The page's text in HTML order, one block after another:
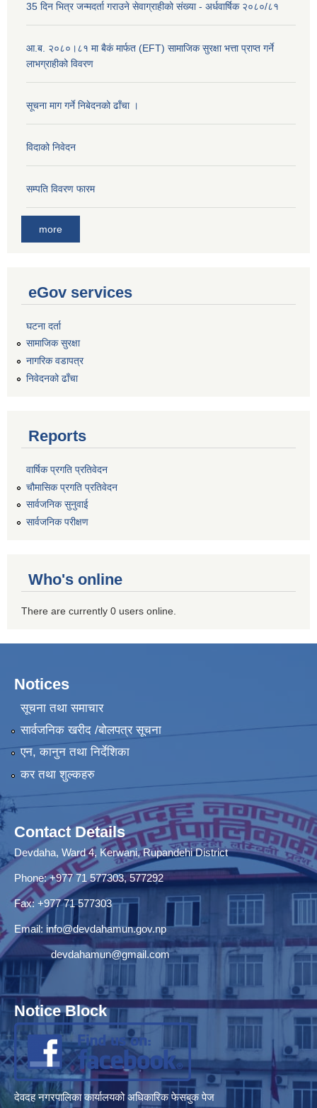
35 दिन भित्र जन्मदर्ता गराउने सेवाग्राहीको संख्या - अर्धवार्षिक २०८०/८१
आ.ब. २०८०।८१ मा बैकं मार्फत (EFT) सामाजिक सुरक्षा भत्ता प्राप्त गर्ने
लाभग्राहीको विवरण
सूचना माग गर्ने निबेदनको ढाँचा ।
विदाको निवेदन
सम्पति विवरण फारम
more
eGov services
घटना दर्ता
सामाजिक सुरक्षा
नागरिक वडापत्र
निवेदनको ढाँचा
Reports
वार्षिक प्रगति प्रतिवेदन
चौमासिक प्रगति प्रतिवेदन
सार्वजनिक सुनुवाई
सार्वजनिक परीक्षण
Who's online
There are currently 0 users online.
Notices
सूचना तथा समाचार
सार्वजनिक खरीद /बोलपत्र सूचना
एन, कानुन तथा निर्देशिका
कर तथा शुल्कहरु
Contact Details
Devdaha, Ward 4, Kerwani, Rupandehi District
Phone: +977 71 577303, 577292
Fax: +977 71 577303
Email: info@devdahamun.gov.np
devdahamun@gmail.com
Notice Block
देवदह नगरपालिका कार्यालयको अधिकारिक फेसबुक पेज